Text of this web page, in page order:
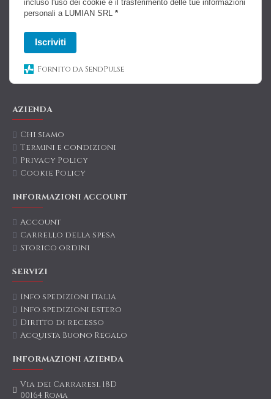
incluso l'uso dei cookie e il trasferimento delle tue informazioni
personali a LUMIAN SRL *
Iscriviti
Fornito da SendPulse
AZIENDA
Chi siamo
Termini e condizioni
Privacy Policy
Cookie Policy
INFORMAZIONI ACCOUNT
Account
Carrello della spesa
Storico ordini
SERVIZI
Info spedizioni Italia
Info spedizioni estero
Diritto di recesso
Acquista Buono Regalo
INFORMAZIONI AZIENDA
Via dei Carraresi, 18D
00164 Roma